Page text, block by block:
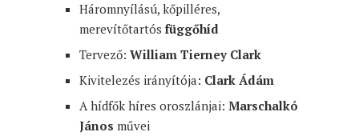
Háromnyílású, kőpilléres,
merevítőtartós függőhíd
Tervező: William Tierney Clark
Kivitelezés irányítója: Clark Ádám
A hídfők híres oroszlánjai: Marschalkó
János művei